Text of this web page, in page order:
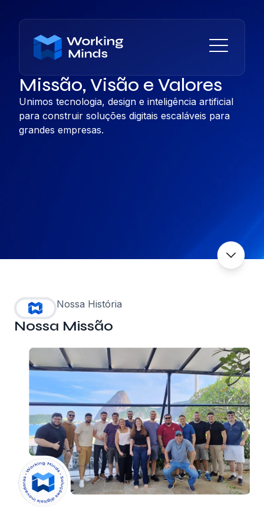
Missão, Visão e Valores
Unimos tecnologia, design e inteligência artificial
para construir soluções digitais escaláveis para
grandes empresas.
Nossa História
Nossa Missão